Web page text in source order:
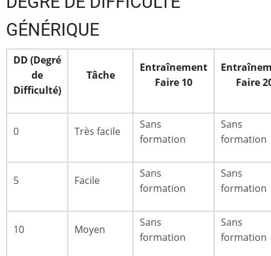
GÉNÉRIQUE
DD (Degré
de
Difficulté)
Tâche
Entraînement
Faire 10
Faire
0 Très facile
Sans
formation
Sans
formation
5 Facile
Sans
formation
Sans
formation
10 Moyen
Sans
formation
Sans
formation